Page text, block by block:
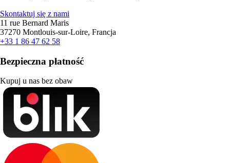
Skontaktuj się z nami
11 rue Bernard Maris
37270 Montlouis-sur-Loire, Francja
+33 1 86 47 62 58
Bezpieczna płatność
Kupuj u nas bez obaw